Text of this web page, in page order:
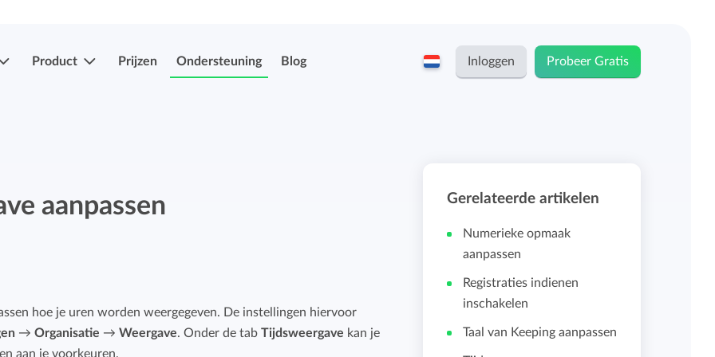
goedkeuren.
ZZP-ers en zelfstandigen
Stichtingen en non-profit
Product
Registraties indienen & goedkeuren
Eenvoudig ziekte en afwezigheid registreren.
Persoonlijk urendashboard
Salarisadministratie koppelingen
Prijzen Ondersteuning Blog Inloggen Probeer Gratis
aanpassen
hoe je uren worden weergegeven. De instellingen hiervoor
→Organisatie →Weergave. Onder de tabTijdsweergave kan je
aan je voorkeuren.
Gerelateerde artikelen
Numerieke opmaak
aanpassen
Registraties indienen
inschakelen
Taal van Keeping aanpassen